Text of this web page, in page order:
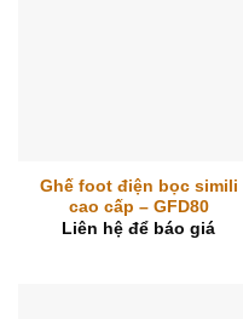
Ghế foot điện bọc simili
cao cấp – GFD80
Liên hệ để báo giá